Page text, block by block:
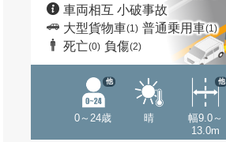
車両相互 小破事故
大型貨物車(1) 普通乗用車(1)
死亡(0) 負傷(2)
0～24歳
他
晴
幅9.0～
13.0m
他